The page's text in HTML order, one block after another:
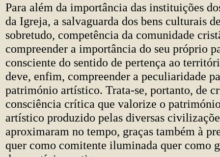
Para além da importância das instituições
da Igreja, a salvaguarda dos bens culturais
sobretudo, competência da comunidade
compreender a importância do seu próprio
consciente do sentido de pertença ao
deve, enfim, compreender a peculiaridade
património artístico. Trata-se, portanto, de
consciência crítica que valorize o
artístico produzido pelas diversas
aproximaram no tempo, graças também à
quer como comitente iluminada quer como